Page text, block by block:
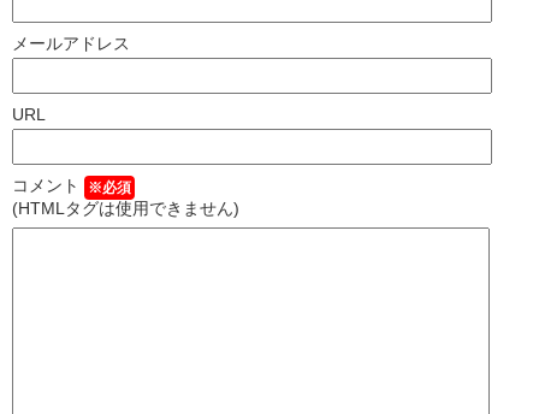
メールアドレス
URL
コメント ※必須
(HTMLタグは使用できません)